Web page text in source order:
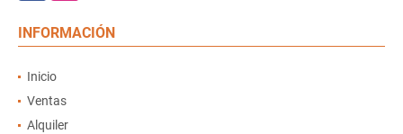
INFORMACIÓN
Inicio
Ventas
Alquiler